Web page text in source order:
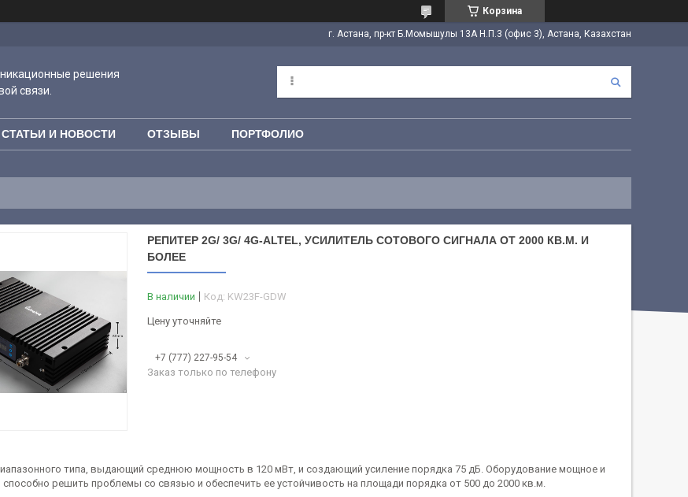
Корзина
г. Астана, пр-кт Б.Момышулы 13А Н.П.3 (офис 3), Астана, Казахстан
решения
связи.
СТАТЬИ И НОВОСТИ ОТЗЫВЫ ПОРТФОЛИО
РЕПИТЕР 2G/ 3G/ 4G-ALTEL, УСИЛИТЕЛЬ СОТОВОГО СИГНАЛА ОТ 2000 КВ.М. И
БОЛЕЕ
В наличии Код: KW23F-GDW
Цену уточняйте
+7 (777) 227-95-54
Заказ только по телефону
типа, выдающий среднюю мощность в 120 мВт, и создающий усиление порядка 75 дБ. Оборудование мощное и
способно решить проблемы со связью и обеспечить ее устойчивость на площади порядка от 500 до 2000 кв.м.